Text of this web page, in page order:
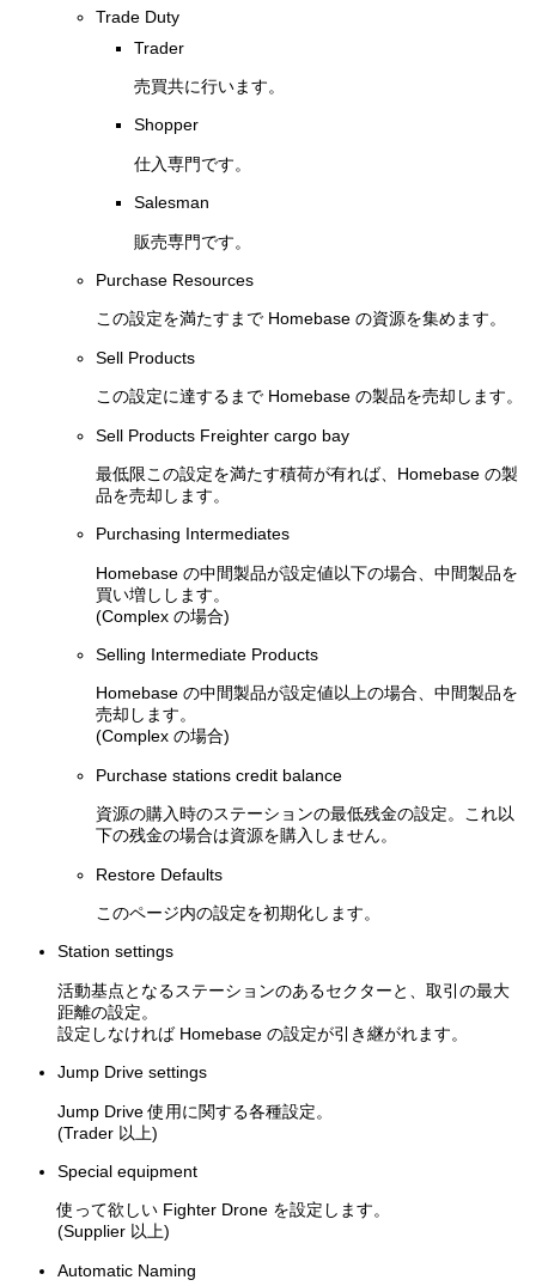
Trade Duty
Trader
売買共に行います。
Shopper
仕入専門です。
Salesman
販売専門です。
Purchase Resources
この設定を満たすまで Homebase の資源を集めます。
Sell Products
この設定に達するまで Homebase の製品を売却します。
Sell Products Freighter cargo bay
最低限この設定を満たす積荷が有れば、Homebase の製
品を売却します。
Purchasing Intermediates
Homebase の中間製品が設定値以下の場合、中間製品を
買い増しします。
(Complex の場合)
Selling Intermediate Products
Homebase の中間製品が設定値以上の場合、中間製品を
売却します。
(Complex の場合)
Purchase stations credit balance
資源の購入時のステーションの最低残金の設定。これ以
下の残金の場合は資源を購入しません。
Restore Defaults
このページ内の設定を初期化します。
Station settings
活動基点となるステーションのあるセクターと、取引の最大
距離の設定。
設定しなければ Homebase の設定が引き継がれます。
Jump Drive settings
Jump Drive 使用に関する各種設定。
(Trader 以上)
Special equipment
使って欲しい Fighter Drone を設定します。
(Supplier 以上)
Automatic Naming